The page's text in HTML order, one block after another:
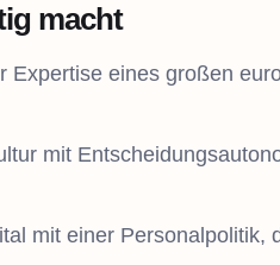
macht
Expertise eines großen
mit
mit einer